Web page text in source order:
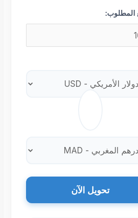
تحويل الآن